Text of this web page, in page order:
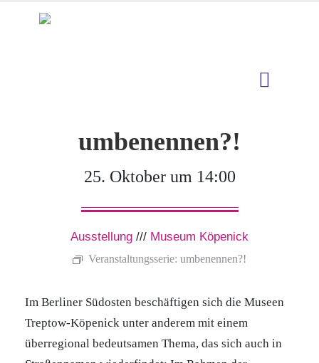
umbenennen?!
25. Oktober um 14:00
Ausstellung /// Museum Köpenick
Veranstaltungsserie: umbenennen?!
Im Berliner Südosten beschäftigen sich die Museen
Treptow-Köpenick unter anderem mit einem
überregional bedeutsamen Thema, das sich auch in